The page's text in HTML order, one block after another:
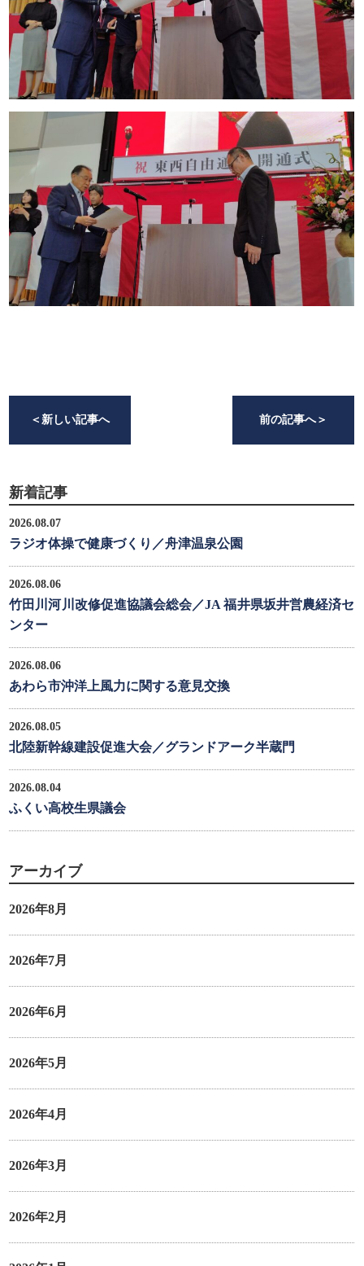
前の記事へ＞
＜新しい記事へ
新着記事
2026.08.07
ラジオ体操で健康づくり／舟津温泉公園
2026.08.06
竹田川河川改修促進協議会総会／JA 福井県坂井営農経済セ
ンター
2026.08.06
あわら市沖洋上風力に関する意見交換
2026.08.05
北陸新幹線建設促進大会／グランドアーク半蔵門
2026.08.04
ふくい高校生県議会
アーカイブ
2026年8月
2026年7月
2026年6月
2026年5月
2026年4月
2026年3月
2026年2月